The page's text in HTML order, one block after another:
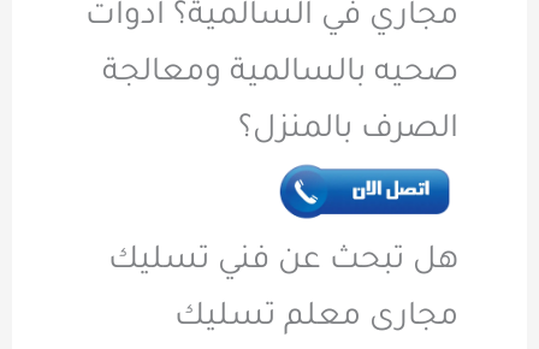
مجاري في السالمية؟ ادوات
صحيه بالسالمية ومعالجة
الصرف بالمنزل؟
هل تبحث عن فني تسليك
مجارى معلم تسليك